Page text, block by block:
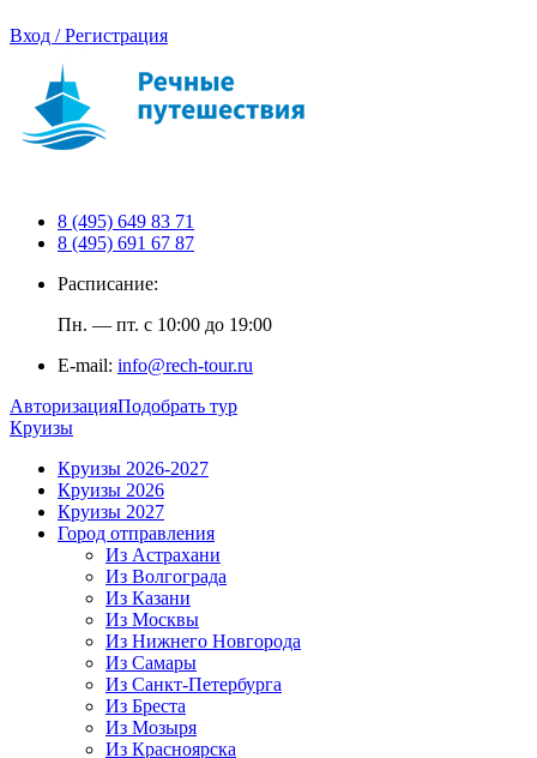
Вход / Регистрация
8 (495) 649 83 71
8 (495) 691 67 87
Расписание:
Пн. — пт. с 10:00 до 19:00
E-mail: info@rech-tour.ru
АвторизацияПодобрать тур
Круизы
Круизы 2026-2027
Круизы 2026
Круизы 2027
Город отправления
Из Астрахани
Из Волгограда
Из Казани
Из Москвы
Из Нижнего Новгорода
Из Самары
Из Санкт-Петербурга
Из Бреста
Из Мозыря
Из Красноярска